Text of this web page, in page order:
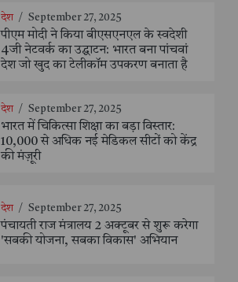
देश / September 27, 2025
पीएम मोदी ने किया बीएसएनएल के स्वदेशी
4जी नेटवर्क का उद्घाटन: भारत बना पांचवां
देश जो खुद का टेलीकॉम उपकरण बनाता है
देश / September 27, 2025
भारत में चिकित्सा शिक्षा का बड़ा विस्तार:
10,000 से अधिक नई मेडिकल सीटों को केंद्र
की मंज़ूरी
देश / September 27, 2025
पंचायती राज मंत्रालय 2 अक्टूबर से शुरू करेगा
'सबकी योजना, सबका विकास' अभियान